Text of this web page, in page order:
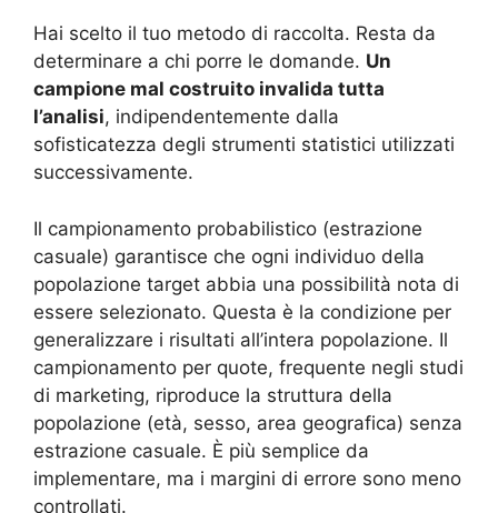
Hai scelto il tuo metodo di raccolta. Resta da
determinare a chi porre le domande. Un
campione mal costruito invalida tutta
l’analisi, indipendentemente dalla
sofisticatezza degli strumenti statistici utilizzati
successivamente.
Il campionamento probabilistico (estrazione
casuale) garantisce che ogni individuo della
popolazione target abbia una possibilità nota di
essere selezionato. Questa è la condizione per
generalizzare i risultati all’intera popolazione. Il
campionamento per quote, frequente negli studi
di marketing, riproduce la struttura della
popolazione (età, sesso, area geografica) senza
estrazione casuale. È più semplice da
implementare, ma i margini di errore sono meno
controllati.